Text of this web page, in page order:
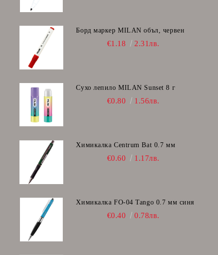
Борд маркер MILAN объл, червен
€1.18 2.31лв.
Сухо лепило MILAN Sunset 8 г
€0.80 1.56лв.
Химикалка Centrum Bat 0.7 мм
€0.60 1.17лв.
Химикалка FO-04 Tango 0.7 мм синя
€0.40 0.78лв.